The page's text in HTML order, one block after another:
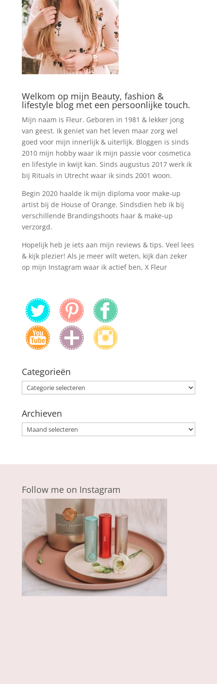
Welkom op mijn Beauty, fashion &
lifestyle blog met een persoonlijke touch.
Mijn naam is Fleur. Geboren in 1981 & lekker jong
van geest. Ik geniet van het leven maar zorg wel
goed voor mijn innerlijk & uiterlijk. Bloggen is sinds
2010 mijn hobby waar ik mijn passie voor cosmetica
en lifestyle in kwijt kan. Sinds augustus 2017 werk ik
bij Rituals in Utrecht waar ik sinds 2001 woon.
Begin 2020 haalde ik mijn diploma voor make-up
artist bij de House of Orange. Sindsdien heb ik bij
verschillende Brandingshoots haar & make-up
verzorgd.
Hopelijk heb je iets aan mijn reviews & tips. Veel lees
& kijk plezier! Als je meer wilt weten, kijk dan zeker
op mijn Instagram waar ik actief ben, X Fleur
Categorieën
Categorieën
Archieven
Archieven
Follow me on Instagram